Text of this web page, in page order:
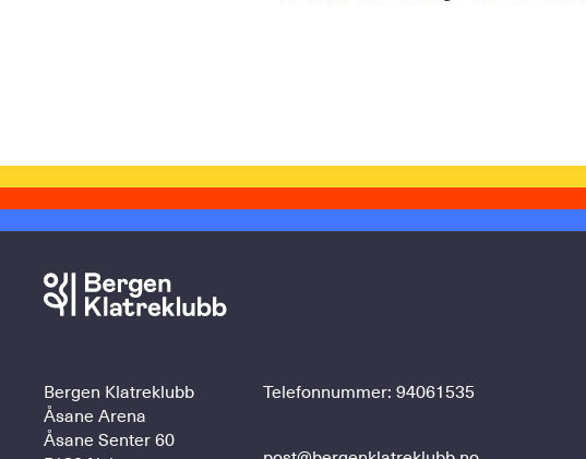
Bergen Klatreklubb
Åsane Arena
Åsane Senter 60
Telefonnummer: 94061535